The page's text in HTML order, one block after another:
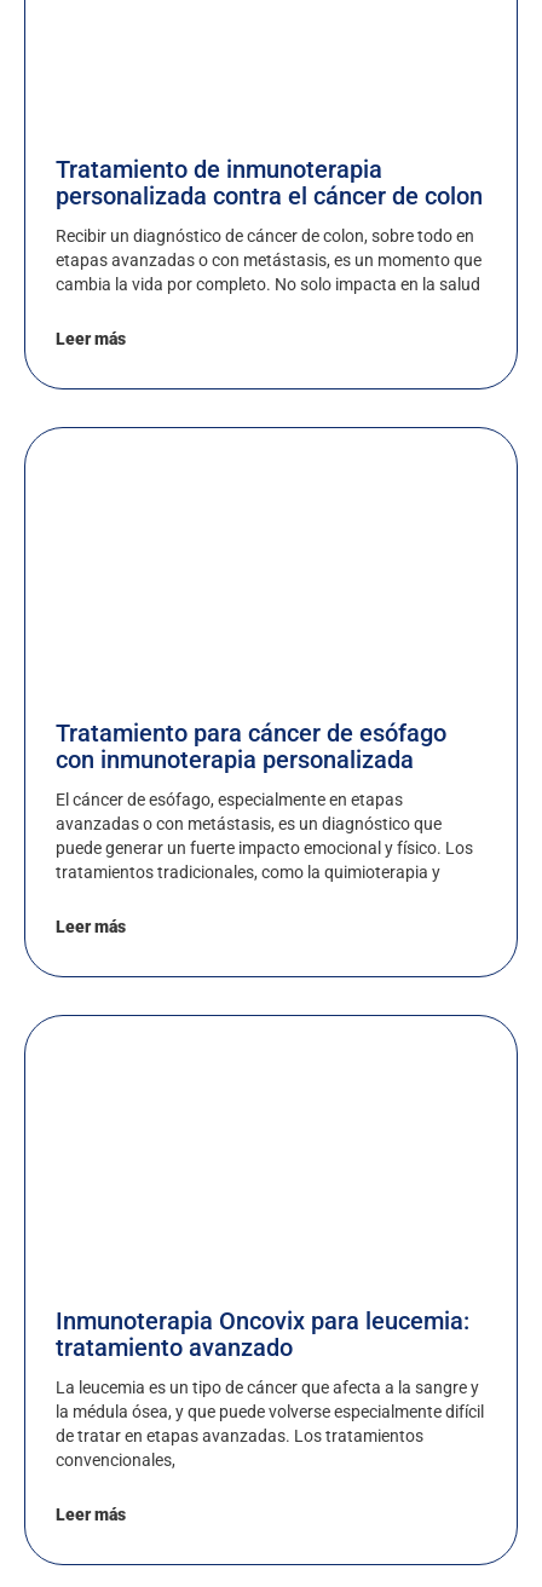
Tratamiento de inmunoterapia
personalizada contra el cáncer de colon
Recibir un diagnóstico de cáncer de colon, sobre todo en
etapas avanzadas o con metástasis, es un momento que
cambia la vida por completo. No solo impacta en la salud
Leer más
Tratamiento para cáncer de esófago
con inmunoterapia personalizada
El cáncer de esófago, especialmente en etapas
avanzadas o con metástasis, es un diagnóstico que
puede generar un fuerte impacto emocional y físico. Los
tratamientos tradicionales, como la quimioterapia y
Leer más
Inmunoterapia Oncovix para leucemia:
tratamiento avanzado
La leucemia es un tipo de cáncer que afecta a la sangre y
la médula ósea, y que puede volverse especialmente difícil
de tratar en etapas avanzadas. Los tratamientos
convencionales,
Leer más